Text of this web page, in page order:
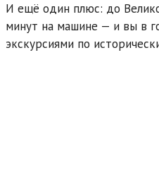
И ещё один плюс: до
минут на машине — и вы в
экскурсиями по